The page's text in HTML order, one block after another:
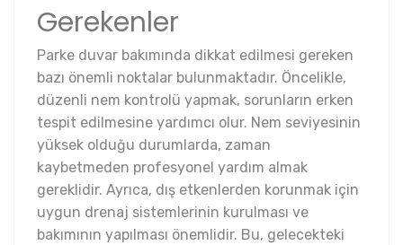
Gerekenler
Parke duvar bakımında dikkat edilmesi gereken
bazı önemli noktalar bulunmaktadır. Öncelikle,
düzenli nem kontrolü yapmak, sorunların erken
tespit edilmesine yardımcı olur. Nem seviyesinin
yüksek olduğu durumlarda, zaman
kaybetmeden profesyonel yardım almak
gereklidir. Ayrıca, dış etkenlerden korunmak için
uygun drenaj sistemlerinin kurulması ve
bakımının yapılması önemlidir. Bu, gelecekteki